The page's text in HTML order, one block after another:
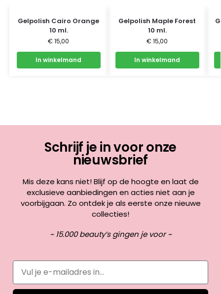
Gelpolish Cairo Orange
10 ml.
€ 15,00
In winkelmand
Gelpolish Maple Forest
10 ml.
€ 15,00
In winkelmand
Schrijf je in voor onze
nieuwsbrief
Mis deze kans niet! Blijf op de hoogte en laat de
exclusieve aanbiedingen en acties niet aan je
voorbijgaan. Zo ontdek je als eerste onze nieuwe
collecties!
~ 15.000 beauty’s gingen je voor ~